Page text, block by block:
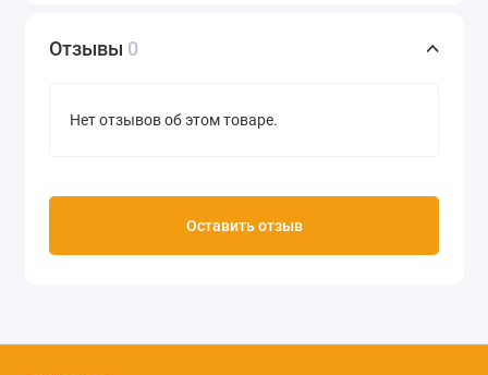
Отзывы 0
Нет отзывов об этом товаре.
Оставить отзыв